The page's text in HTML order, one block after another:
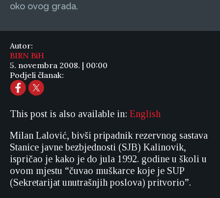
oko ovog grada.
Autor:
BIRN BiH
5. novembra 2008. | 00:00
Podjeli članak:
This post is also available in: English
Milan Lalović, bivši pripadnik rezervnog sastava
Stanice javne bezbjednosti (SJB) Kalinovik,
ispričao je kako je do jula 1992. godine u školi u
ovom mjestu “čuvao muškarce koje je SUP
(Sekretarijat unutrašnjih poslova) pritvorio”.